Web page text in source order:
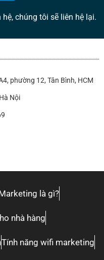
chúng tôi sẽ liên hệ lại.
phường 12, Tân Bình, HCM
Nội
là gì?
nhà hàng
Tính năng wifi marketing